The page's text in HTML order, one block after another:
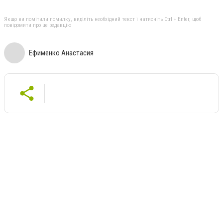
Якщо ви помітили помилку, виділіть необхідний текст і натисніть Ctrl + Enter, щоб
повідомити про це редакцію
Ефименко Анастасия